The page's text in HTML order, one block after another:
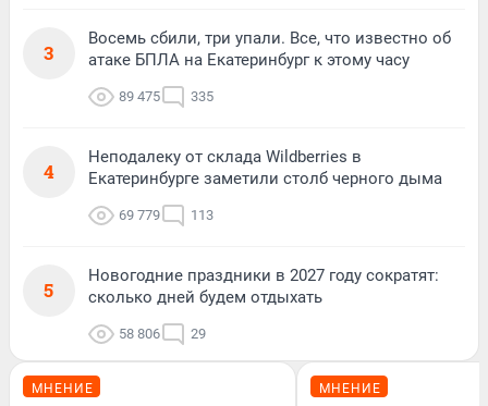
3
Восемь сбили, три упали. Все, что известно об
атаке БПЛА на Екатеринбург к этому часу
89 475 335
4
Неподалеку от склада Wildberries в
Екатеринбурге заметили столб черного дыма
69 779 113
5
Новогодние праздники в 2027 году сократят:
сколько дней будем отдыхать
58 806 29
МНЕНИЕ МНЕНИЕ